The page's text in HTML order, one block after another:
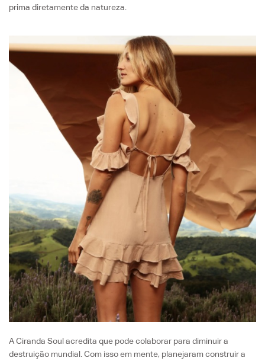
prima diretamente da natureza.
A Ciranda Soul acredita que pode colaborar para diminuir a
destruição mundial. Com isso em mente, planejaram construir a